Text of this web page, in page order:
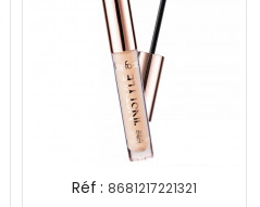
Réf : 8681217221321